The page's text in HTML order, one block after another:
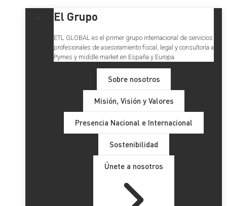
El Grupo
ETL GLOBAL es el primer grupo internacional de servicios
profesionales de asesoramiento fiscal, legal y consultoría a
Pymes y middle market en España y Europa.
Sobre nosotros
Misión, Visión y Valores
Presencia Nacional e Internacional
Sostenibilidad
Únete a nosotros